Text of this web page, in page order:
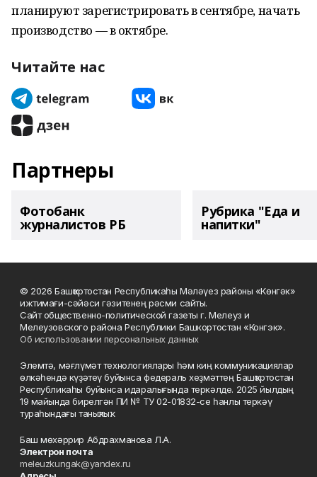
планируют зарегистрировать в сентябре, начать
производство — в октябре.
Читайте нас
Партнеры
Фотобанк
журналистов РБ
Рубрика "Еда и
напитки"
© 2026 Башҡортостан Республикаһы Мәләүез районы «Көнгәк»
ижтимағи-сәйәси гәзитенең рәсми сайты.
Сайт общественно-политической газеты г. Мелеуз и
Мелеузовского района Республики Башкортостан «Конгэк».
Об использовании персональных данных
Элемтә, мәғлүмәт технологиялары һәм киң коммуникациялар
өлкәһендә күҙәтеү буйынса федераль хеҙмәттең Башҡортостан
Республикаһы буйынса идаралығында теркәлде. 2025 йылдың
19 майында бирелгән ПИ № ТУ 02-01832-се һанлы теркәү
тураһындағы таныҡлыҡ.
Баш мөхәррир Абдрахманова Л.А.
Электрон почта
meleuzkungak@yandex.ru